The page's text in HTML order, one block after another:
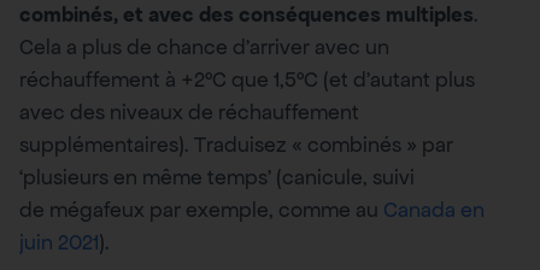
combinés, et avec des conséquences multiples.
Cela a plus de chance d’arriver avec un
réchauffement à +2°C que 1,5°C (et d’autant plus
avec des niveaux de réchauffement
supplémentaires). Traduisez « combinés » par
‘plusieurs en même temps’ (canicule, suivi
de mégafeux par exemple, comme au Canada en
juin 2021).